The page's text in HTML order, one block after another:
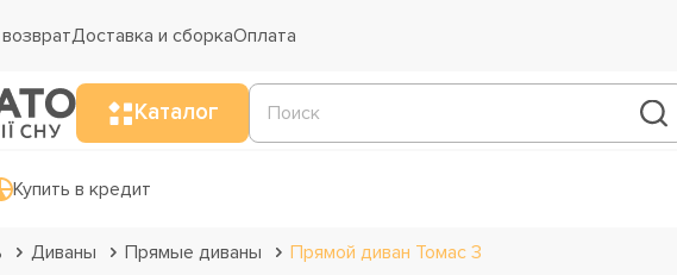
Доставка и сборкаОплата
Каталог
Купить в кредит
Диваны Прямые диваны Прямой диван Томас 3